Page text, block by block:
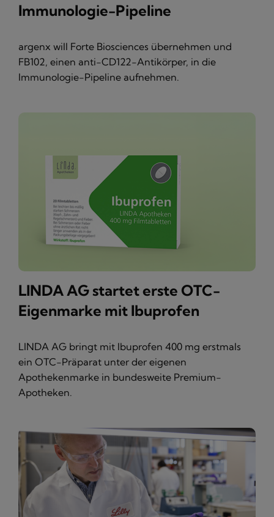
Immunologie-Pipeline
argenx will Forte Biosciences übernehmen und
FB102, einen anti-CD122-Antikörper, in die
Immunologie-Pipeline aufnehmen.
LINDA AG startet erste OTC-
Eigenmarke mit Ibuprofen
LINDA AG bringt mit Ibuprofen 400 mg erstmals
ein OTC-Präparat unter der eigenen
Apothekenmarke in bundesweite Premium-
Apotheken.